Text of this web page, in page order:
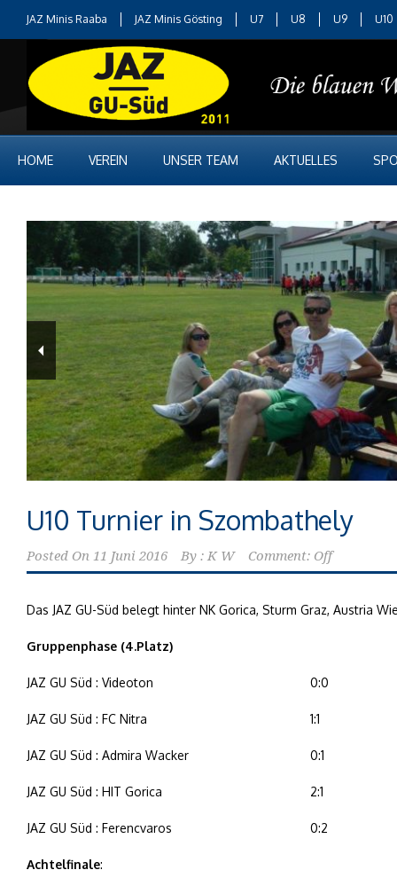
JAZ Minis Raaba JAZ Minis Gösting U7 U8 U9 U10
HOME VEREIN UNSER TEAM AKTUELLES
U10 Turnier in Szombathely
Posted On 11 Juni 2016 By : K W Comment: Off
Das JAZ GU-Süd belegt hinter NK Gorica, Sturm Graz, Austria
Gruppenphase (4.Platz)
JAZ GU Süd : Videoton 0:0
JAZ GU Süd : FC Nitra 1:1
JAZ GU Süd : Admira Wacker 0:1
JAZ GU Süd : HIT Gorica 2:1
JAZ GU Süd : Ferencvaros 0:2
Achtelfinale: